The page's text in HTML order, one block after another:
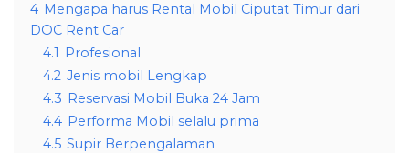
4 Mengapa harus Rental Mobil Ciputat Timur dari
DOC Rent Car
4.1 Profesional
4.2 Jenis mobil Lengkap
4.3 Reservasi Mobil Buka 24 Jam
4.4 Performa Mobil selalu prima
4.5 Supir Berpengalaman